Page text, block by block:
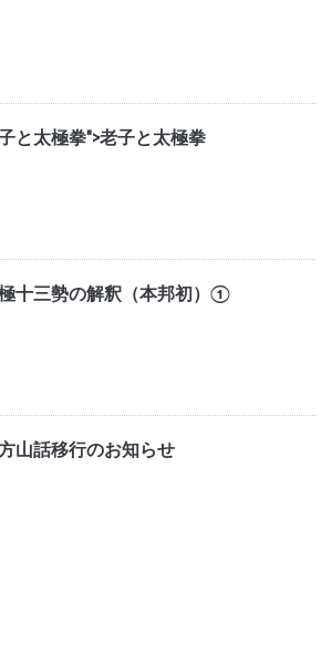
と太極拳">老子と太極拳
十三勢の解釈（本邦初）①
山話移行のお知らせ